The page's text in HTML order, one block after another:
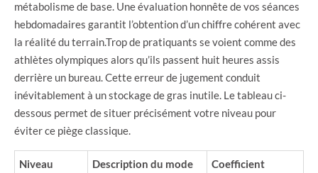
métabolisme de base. Une évaluation honnête de vos séances
hebdomadaires garantit l’obtention d’un chiffre cohérent avec
la réalité du terrain.Trop de pratiquants se voient comme des
athlètes olympiques alors qu’ils passent huit heures assis
derrière un bureau. Cette erreur de jugement conduit
inévitablement à un stockage de gras inutile. Le tableau ci-
dessous permet de situer précisément votre niveau pour
éviter ce piège classique.
Niveau
Description du mode
Coefficient